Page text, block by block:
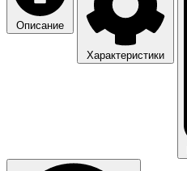
Описание
Характеристики